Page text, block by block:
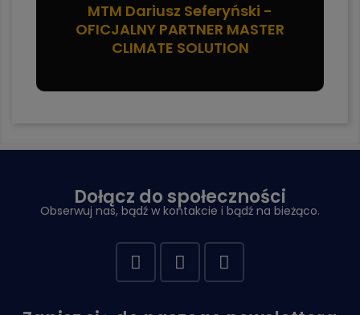
MTM Dariusz Seferyński -
OFICJALNY PARTNER MASTER
CLIMATE SOLUTION
Dołącz do społeczności
Obserwuj nas, bądź w kontakcie i bądź na bieżąco.